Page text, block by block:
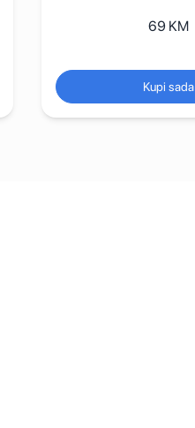
69 KM
Kupi sada